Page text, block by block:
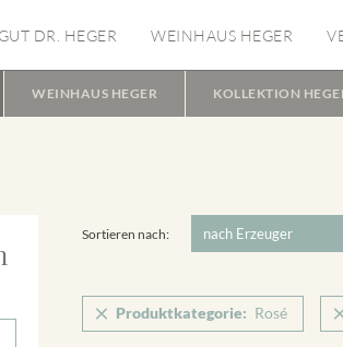
DR. HEGER WEINHAUS HEGER
WEINHAUS HEGER KOLLEKTION
Sortieren nach:
Produktkategorie: Rosé